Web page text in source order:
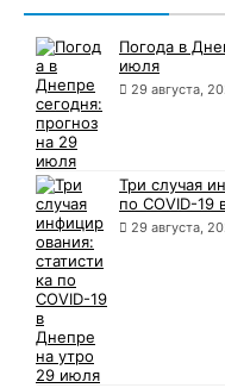
Погода в
июля
29 августа,
Три случая
по COVID-
29 августа,